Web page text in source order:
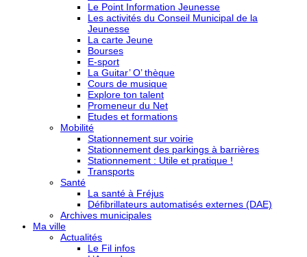
Le Point Information Jeunesse
Les activités du Conseil Municipal de la
Jeunesse
La carte Jeune
Bourses
E-sport
La Guitar’ O’ thèque
Cours de musique
Explore ton talent
Promeneur du Net
Etudes et formations
Mobilité
Stationnement sur voirie
Stationnement des parkings à barrières
Stationnement : Utile et pratique !
Transports
Santé
La santé à Fréjus
Défibrillateurs automatisés externes (DAE)
Archives municipales
Ma ville
Actualités
Le Fil infos